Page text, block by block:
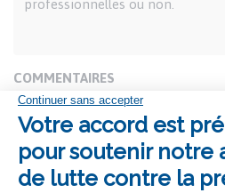
COMMENTAIRES